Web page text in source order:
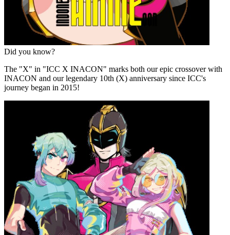
Did you know?
The "X" in "ICC X INACON" marks both our epic crossover with
INACON and our legendary 10th (X) anniversary since ICC's
journey began in 2015!